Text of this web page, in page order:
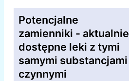
Potencjalne
zamienniki - aktualnie
dostępne leki z tymi
samymi substancjami
czynnymi